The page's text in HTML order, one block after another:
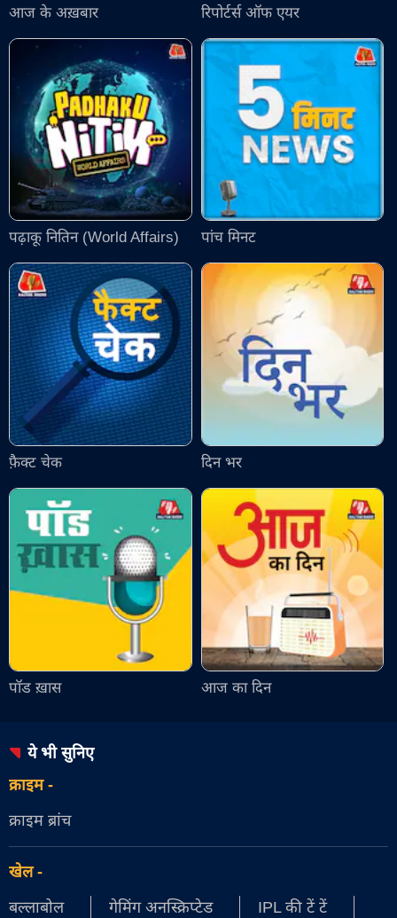
आज के अख़बार रिपोर्टर्स ऑफ एयर
पढ़ाकू नितिन (World Affairs) पांच मिनट
फ़ैक्ट चेक दिन भर
पॉड ख़ास आज का दिन
ये भी सुनिए
क्राइम-
क्राइम ब्रांच
खेल-
बल्लाबोल
गेमिंग अनस्क्रिप्टेड IPL की टें टें